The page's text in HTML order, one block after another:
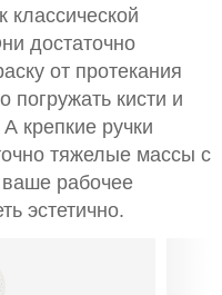
классической
достаточно
от протекания
погружать кисти и
крепкие ручки
тяжелые массы с
ваше рабочее
эстетично.